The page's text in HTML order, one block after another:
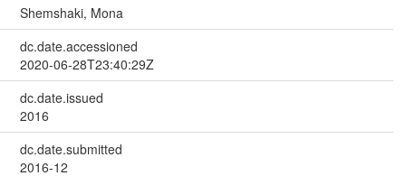
Shemshaki, Mona
dc.date.accessioned
2020-06-28T23:40:29Z
dc.date.issued
2016
dc.date.submitted
2016-12